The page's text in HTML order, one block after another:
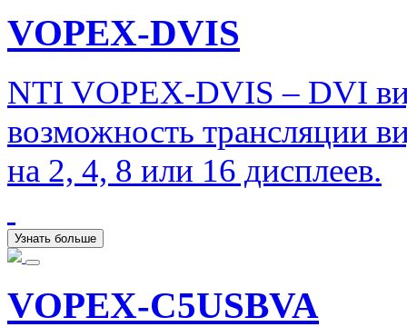
VOPEX-DVIS
NTI VOPEX-DVIS – DVI
возможность трансляции
на 2, 4, 8 или 16 дисплеев.
Узнать больше
VOPEX-C5USBVA